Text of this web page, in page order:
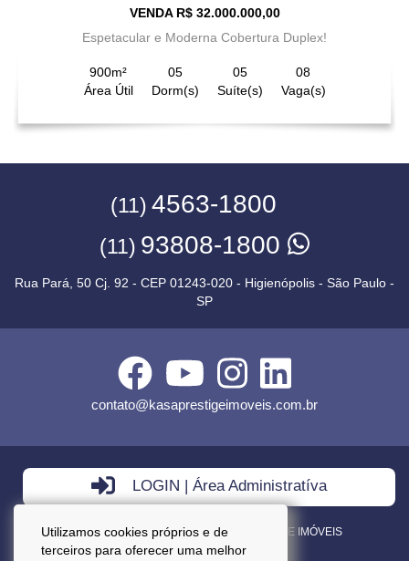
Utilizamos cookies próprios e de
terceiros para oferecer uma melhor
VENDA R$ 32.000.000,00
Espetacular e Moderna Cobertura Duplex!
900m²
Área Útil
05
Dorm(s)
05
Suíte(s)
08
Vaga(s)
(11) 4563-1800
(11) 93808-1800
Rua Pará, 50 Cj. 92 - CEP 01243-020 - Higienópolis - São Paulo -
SP
contato@kasaprestigeimoveis.com.br
LOGIN | Área Administratíva
VENDA - LOCAÇÃO - ADMINISTRAÇÃO DE IMÓVEIS